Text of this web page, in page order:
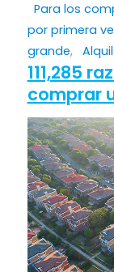
Para los
por primera
grande,
111,285
comprar